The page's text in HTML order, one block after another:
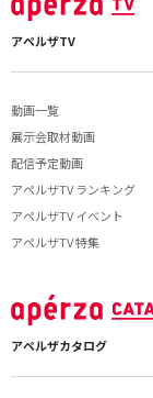
アペルザTV
動画一覧
展示会取材動画
配信予定動画
アペルザTV ランキング
アペルザTV イベント
アペルザTV 特集
アペルザカタログ